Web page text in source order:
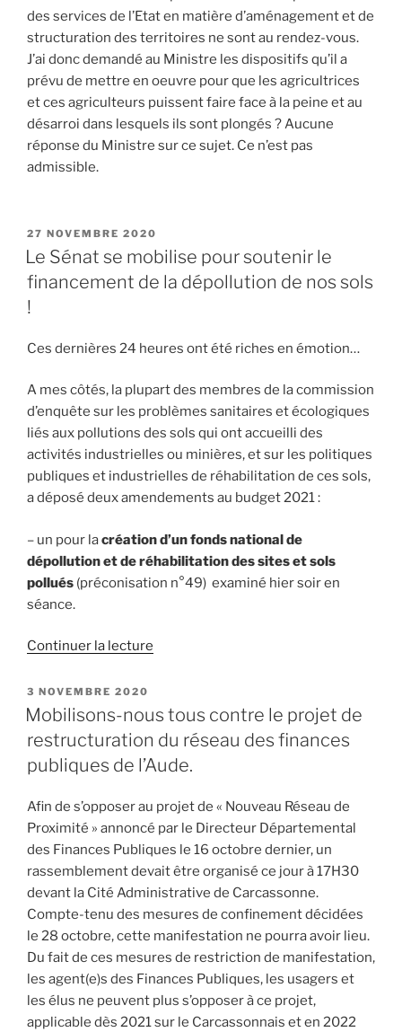
des services de l’Etat en matière d’aménagement et de
structuration des territoires ne sont au rendez-vous.
J’ai donc demandé au Ministre les dispositifs qu’il a
prévu de mettre en oeuvre pour que les agricultrices
et ces agriculteurs puissent faire face à la peine et au
désarroi dans lesquels ils sont plongés ? Aucune
réponse du Ministre sur ce sujet. Ce n’est pas
admissible.
PUBLIÉ
LE
27 NOVEMBRE 2020
Le Sénat se mobilise pour soutenir le
financement de la dépollution de nos sols
!
Ces dernières 24 heures ont été riches en émotion…
A mes côtés, la plupart des membres de la commission
d’enquête sur les problèmes sanitaires et écologiques
liés aux pollutions des sols qui ont accueilli des
activités industrielles ou minières, et sur les politiques
publiques et industrielles de réhabilitation de ces sols,
a déposé deux amendements au budget 2021 :
– un pour lacréation d’un fonds national de
dépollution et de réhabilitation des sites et sols
pollués (préconisation n°49) examiné hier soir en
séance.
Continuer la lecture
se
mobilise
soutenir
financement
de
dépollution
PUBLIÉ
LE
3 NOVEMBRE 2020
Mobilisons-nous tous contre le projet de
restructuration du réseau des finances
publiques de l’Aude.
Afin de s’opposer au projet de « Nouveau Réseau de
Proximité » annoncé par le Directeur Départemental
des Finances Publiques le 16 octobre dernier, un
rassemblement devait être organisé ce jour à 17H30
devant la Cité Administrative de Carcassonne.
Compte-tenu des mesures de confinement décidées
le 28 octobre, cette manifestation ne pourra avoir lieu.
Du fait de ces mesures de restriction de manifestation,
les agent(e)s des Finances Publiques, les usagers et
les élus ne peuvent plus s’opposer à ce projet,
applicable dès 2021 sur le Carcassonnais et en 2022